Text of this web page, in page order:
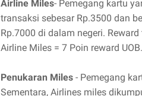
Airline Miles- Pemegang kartu
transaksi sebesar Rp.3500 dan
Rp.7000 di dalam negeri.
Airline Miles = 7 Poin reward UOB.
Penukaran Miles - Pemegang
Sementara, Airlines miles